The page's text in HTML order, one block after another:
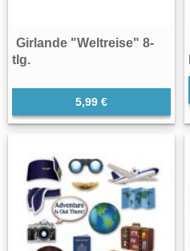
Girlande "Weltreise" 8-
tlg.
5,99 €